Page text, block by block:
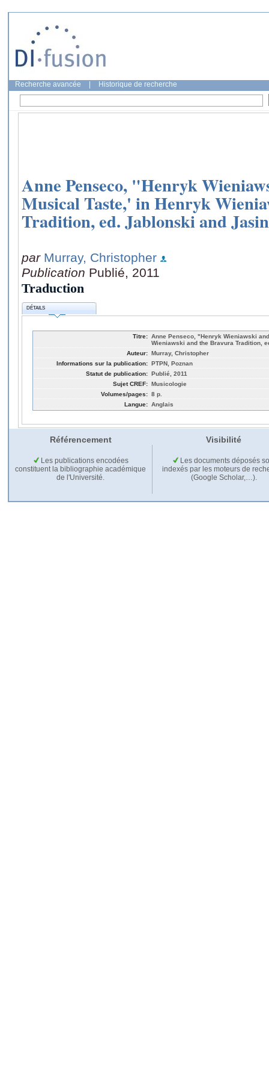
Recherche avancée Historique de recherche
Anne Penseco, "Henryk
Musical Taste,' in Henryk
Tradition, ed. Jablonski and
par Murray, Christopher
Publication Publié, 2011
Traduction
DÉTAILS
Titre: Anne Penseco, "Henryk Wieniawski
Wieniawski and the Bravura Tradition,
Auteur: Murray, Christopher
Informations sur la publication: PTPN, Poznan
Statut de publication: Publié, 2011
Sujet CREF: Musicologie
Volumes/pages: 8 p.
Langue: Anglais
Référencement Visibilité
Les publications encodées
constituent la bibliographie académique
de l'Université.
Les documents déposés
indexés par les moteurs de
(Google Scholar,…).